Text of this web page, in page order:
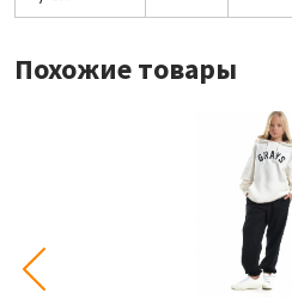
Похожие товары